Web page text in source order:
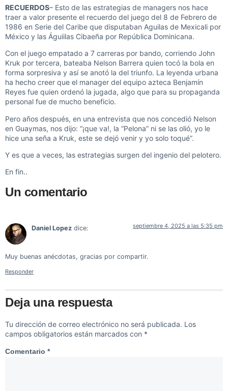
RECUERDOS– Esto de las estrategias de managers nos hace
traer a valor presente el recuerdo del juego del 8 de Febrero de
1986 en Serie del Caribe que disputaban Aguilas de Mexicali por
México y las Águiilas Cibaeña por República Dominicana.
Con el juego empatado a 7 carreras por bando, corriendo John
Kruk por tercera, bateaba Nelson Barrera quien tocó la bola en
forma sorpresiva y así se anotó la del triunfo. La leyenda urbana
ha hecho creer que el manager del equipo azteca Benjamín
Reyes fue quien ordenó la jugada, algo que para su propaganda
personal fue de mucho beneficio.
Pero años después, en una entrevista que nos concedió Nelson
en Guaymas, nos dijo: “¡que va!, la “Pelona” ni se las olió, yo le
hice una seña a Kruk, este se dejó venir y yo solo toqué”.
Y es que a veces, las estrategias surgen del ingenio del pelotero.
En fin..
Un comentario
Daniel Lopez dice: septiembre 4, 2025 a las 5:35 pm
Muy buenas anécdotas, gracias por compartir.
Responder
Deja una respuesta
Tu dirección de correo electrónico no será publicada. Los
campos obligatorios están marcados con *
Comentario *